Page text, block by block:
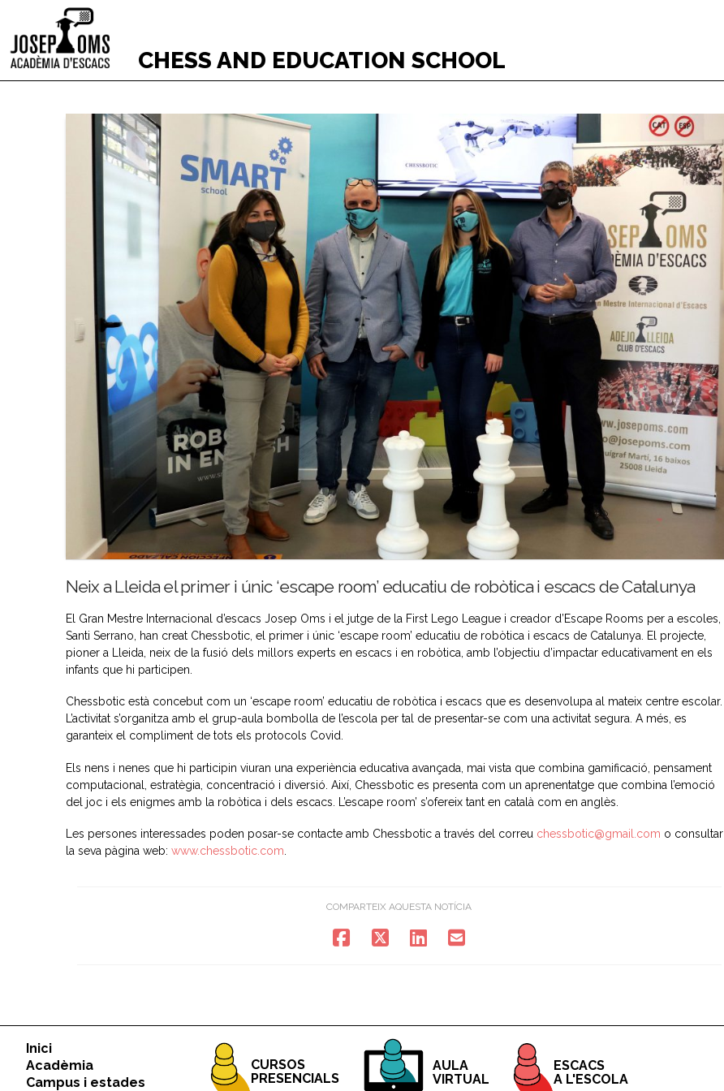
CHESS AND EDUCATION SCHOOL
Neix a Lleida el primer i únic ‘escape room’ educatiu de robòtica i escacs de Catalunya
El Gran Mestre Internacional d’escacs Josep Oms i el jutge de la First Lego League i creador d’Escape Rooms per a escoles,
Santi Serrano, han creat Chessbotic, el primer i únic ‘escape room’ educatiu de robòtica i escacs de Catalunya. El projecte,
pioner a Lleida, neix de la fusió dels millors experts en escacs i en robòtica, amb l’objectiu d’impactar educativament en els
infants que hi participen.
Chessbotic està concebut com un ‘escape room’ educatiu de robòtica i escacs que es desenvolupa al mateix centre escolar.
L’activitat s’organitza amb el grup-aula bombolla de l’escola per tal de presentar-se com una activitat segura. A més, es
garanteix el compliment de tots els protocols Covid.
Els nens i nenes que hi participin viuran una experiència educativa avançada, mai vista que combina gamificació, pensament
computacional, estratègia, concentració i diversió. Així, Chessbotic es presenta com un aprenentatge que combina l’emoció
del joc i els enigmes amb la robòtica i dels escacs. L’escape room’ s’ofereix tant en català com en anglès.
Les persones interessades poden posar-se contacte amb Chessbotic a través del correu chessbotic@gmail.com o consultar
la seva pàgina web: www.chessbotic.com
COMPARTEIX AQUESTA NOTÍCIA
Inici
Acadèmia
Campus i estades
CURSOS
PRESENCIALS
AULA
VIRTUAL
ESCACS
A L'ESCOLA